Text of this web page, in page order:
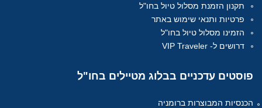
תקנון הזמנת מסלול טיול בחו"ל
פרטיות ותנאי שימוש באתר
הזמינו מסלול טיול בחו"ל
דרושים ל- VIP Traveler
פוסטים עדכניים בבלוג מטיילים בחו"ל
הכנסיות המבוצרות ברומניה